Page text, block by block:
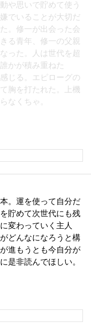
や思いで貯めて使う
でいることが大切だ
。修一が出会った会
る青年、修一の父親
った。人は世代を超
かが積み重ねた
じる。エピローグの
胸を打たれた。上機
なくちゃ。
。運を使って自分だ
貯めて次世代にも残
変わっていく主人
どんなになろうと構
進もうとも今自分が
是非読んでほしい。